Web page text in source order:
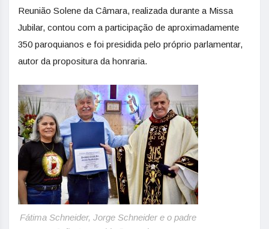
Reunião Solene da Câmara, realizada durante a Missa
Jubilar, contou com a participação de aproximadamente
350 paroquianos e foi presidida pelo próprio parlamentar,
autor da propositura da honraria.
Fátima Schneider, Jorge Schneider e o padre